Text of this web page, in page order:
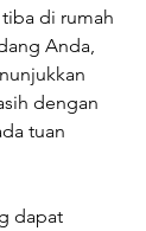
di rumah
Anda,
dengan
tuan
dapat